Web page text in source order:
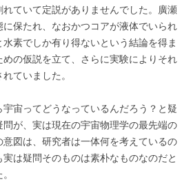
ていて定説がありませんでした。廣瀬
保たれ、なおかつコアが液体でいられ
素でしか有り得ないという結論を得ま
の仮説を立て、さらに実験によりそれ
ていました。
宙ってどうなっているんだろう？と疑
が、実は現在の宇宙物理学の最先端の
図は、研究者は一体何を考えているの
は疑問そのものは素朴なものなのだと